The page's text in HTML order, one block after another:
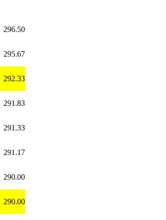
296.50
295.67
292.33
291.83
291.33
291.17
290.00
290.00